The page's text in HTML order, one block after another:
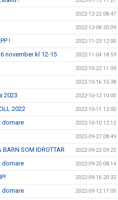
2022-12-22 08:47
2022-12-08 20:09
! 2022-11-23 12:00
november kl 12-15 2022-11-04 18:59
2022-10-22 11:09
2022-10-16 15:38
2023 2022-10-12 10:00
2022 2022-10-11 12:00
domare 2022-10-10 12:12
2022-09-27 08:49
BARN SOM IDROTTAR 2022-09-22 09:25
domare 2022-09-20 08:14
2022-09-16 20:32
domare 2022-09-12 17:00